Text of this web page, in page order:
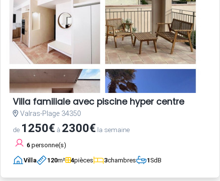
Villa familiale avec piscine hyper centre
Valras-Plage 34350
de 1250€ à 2300€ la semaine
6 personne(s)
Villa 120m² 4pièces 3chambres 1SdB